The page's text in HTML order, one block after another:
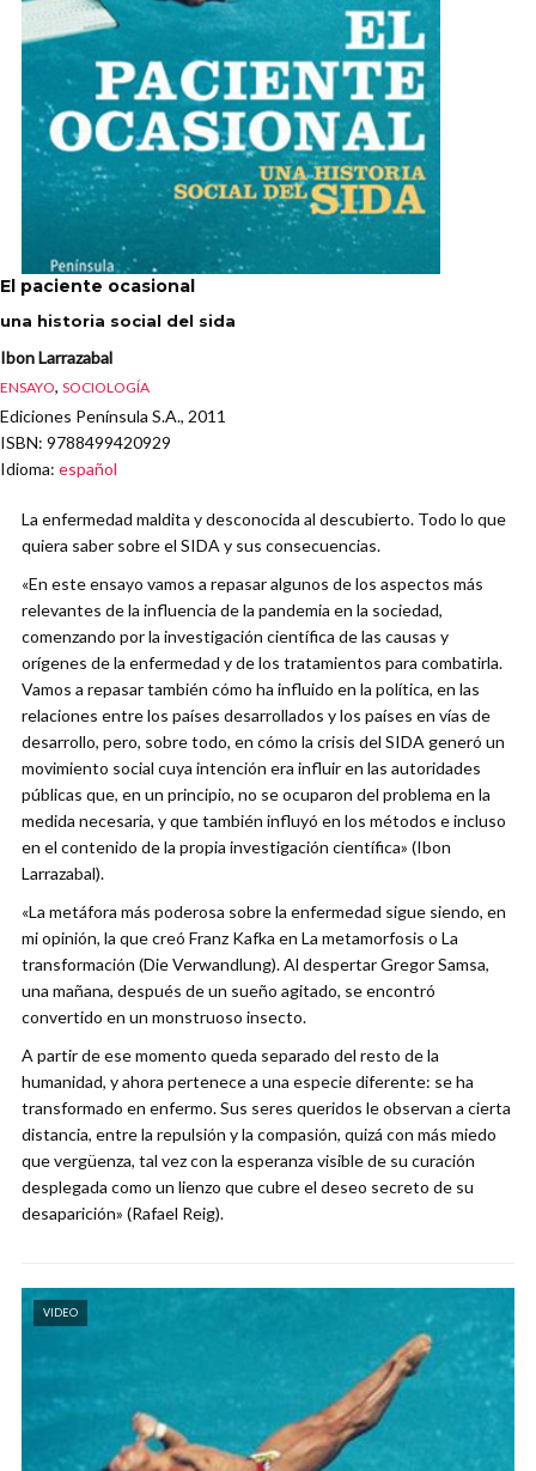
El paciente ocasional
una historia social del sida
Ibon Larrazabal
ENSAYO, SOCIOLOGÍA
Ediciones Península S.A., 2011
ISBN: 9788499420929
Idioma: español
La enfermedad maldita y desconocida al descubierto. Todo lo que
quiera saber sobre el SIDA y sus consecuencias.
«En este ensayo vamos a repasar algunos de los aspectos más
relevantes de la influencia de la pandemia en la sociedad,
comenzando por la investigación científica de las causas y
orígenes de la enfermedad y de los tratamientos para combatirla.
Vamos a repasar también cómo ha influido en la política, en las
relaciones entre los países desarrollados y los países en vías de
desarrollo, pero, sobre todo, en cómo la crisis del SIDA generó un
movimiento social cuya intención era influir en las autoridades
públicas que, en un principio, no se ocuparon del problema en la
medida necesaria, y que también influyó en los métodos e incluso
en el contenido de la propia investigación científica» (Ibon
Larrazabal).
«La metáfora más poderosa sobre la enfermedad sigue siendo, en
mi opinión, la que creó Franz Kafka en La metamorfosis o La
transformación (Die Verwandlung). Al despertar Gregor Samsa,
una mañana, después de un sueño agitado, se encontró
convertido en un monstruoso insecto.
A partir de ese momento queda separado del resto de la
humanidad, y ahora pertenece a una especie diferente: se ha
transformado en enfermo. Sus seres queridos le observan a cierta
distancia, entre la repulsión y la compasión, quizá con más miedo
que vergüenza, tal vez con la esperanza visible de su curación
desplegada como un lienzo que cubre el deseo secreto de su
desaparición» (Rafael Reig).
VIDEO